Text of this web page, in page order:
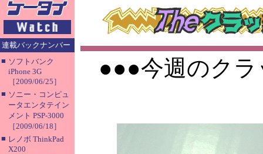
連載バックナンバー
■ ソフトバンク
iPhone 3G
［2009/06/25］
■ ソニー・コンピュ
ータエンタテイン
メント PSP-3000
［2009/06/18］
■ レノボ ThinkPad
X200
●●●今週のク